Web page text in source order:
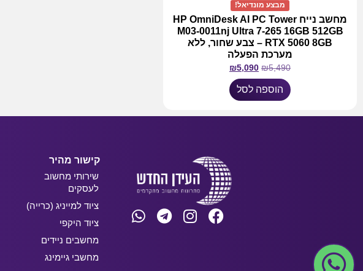
מבצע מונדיאל!
מחשב נייח HP OmniDesk AI PC Tower
M03-0011nj Ultra 7-265 16GB 512GB
RTX 5060 8GB – צבע שחור, ללא
מערכת הפעלה
₪5,490
₪5,090
הוספה לסל
קישור מהיר
שירותי מחשוב
לעסקים
ציוד למייניג (כרייה)
ציוד היקפי
מחשבים ניידים
מחשבי גיימינג